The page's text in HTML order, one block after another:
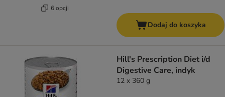
6 opcji
Dodaj do koszyka
Hill's Prescription Diet i/d
Digestive Care, indyk
12 x 360 g